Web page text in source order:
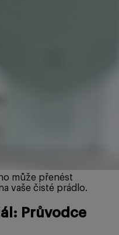
může přenést
vaše čisté prádlo.
Průvodce